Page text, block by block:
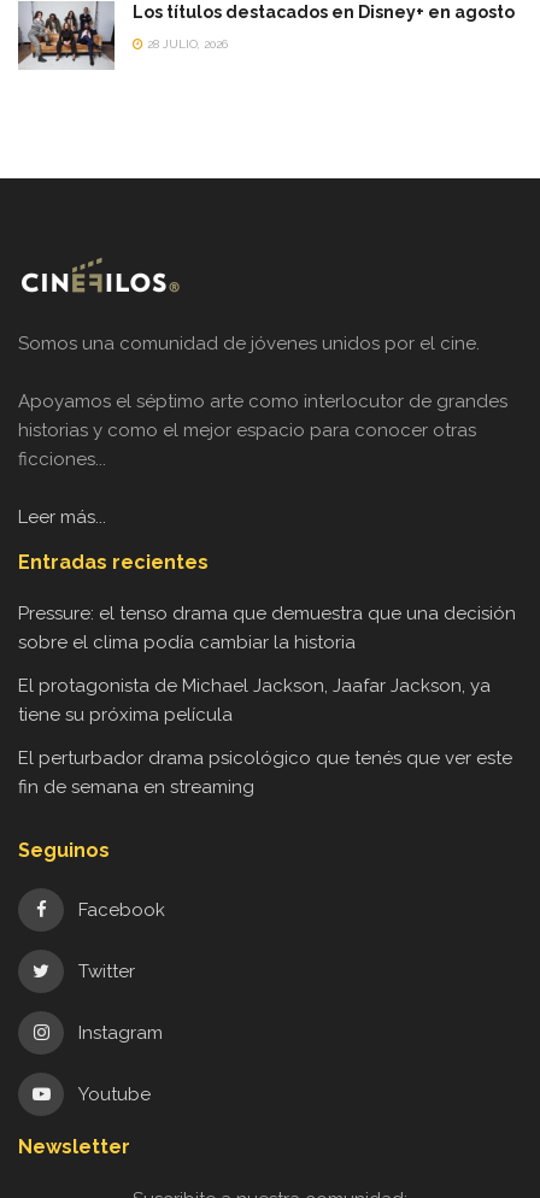
Los títulos destacados en Disney+ en agosto
28 JULIO, 2026
Somos una comunidad de jóvenes unidos por el cine.
Apoyamos el séptimo arte como interlocutor de grandes
historias y como el mejor espacio para conocer otras
ficciones...
Leer más...
Entradas recientes
Pressure: el tenso drama que demuestra que una decisión
sobre el clima podía cambiar la historia
El protagonista de Michael Jackson, Jaafar Jackson, ya
tiene su próxima película
El perturbador drama psicológico que tenés que ver este
fin de semana en streaming
Seguinos
Facebook
Twitter
Instagram
Youtube
Newsletter